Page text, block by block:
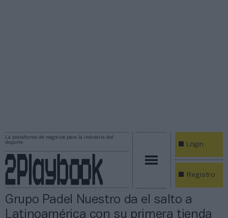
La plataforma de negocios para la industria del
deporte
Login
Registro
Grupo Padel Nuestro da el salto a
Latinoamérica con su primera tienda